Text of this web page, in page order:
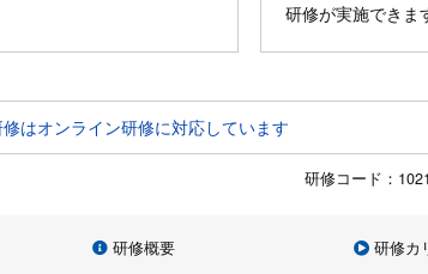
研修が実施できま
はオンライン研修に対応しています
研修コード：
研修概要
研修カ